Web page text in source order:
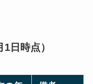
日時点）